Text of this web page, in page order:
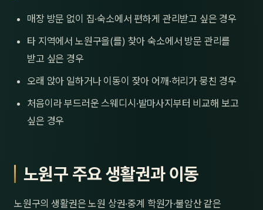
매장 방문 없이 집·숙소에서 편하게 관리받고 싶은 경우
타 지역에서 노원구을(를) 찾아 숙소에서 방문 관리를
받고 싶은 경우
오래 앉아 일하거나 이동이 잦아 어깨·허리가 뭉친 경우
처음이라 부드러운 스웨디시·발마사지부터 비교해 보고
싶은 경우
노원구 주요 생활권과 이동
노원구의 생활권은 노원 상권·중계 학원가·불암산 같은